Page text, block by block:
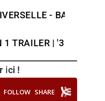
- BANDE-
1 TRAILER | '3 STEPS
ici !